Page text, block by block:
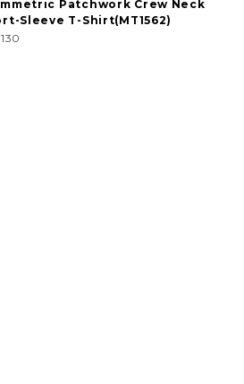
Patchwork Crew Neck
Sleeve T-Shirt(MT1562)